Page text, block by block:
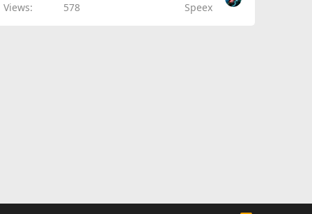
Views 578 Speex